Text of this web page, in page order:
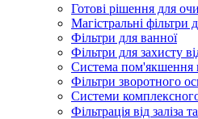
Готові рішення для
Магістральні фільтри
Фільтри для ванної
Фільтри для захисту
Система пом'якшення
Фільтри зворотного
Системи
Фільтрація від заліза